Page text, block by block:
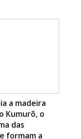
a madeira
Kumurõ, o
das
formam a